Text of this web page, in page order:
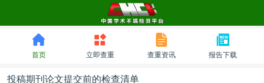
首页 立即查重 查重资讯 报告下载
投稿期刊论文提交前的检查清单